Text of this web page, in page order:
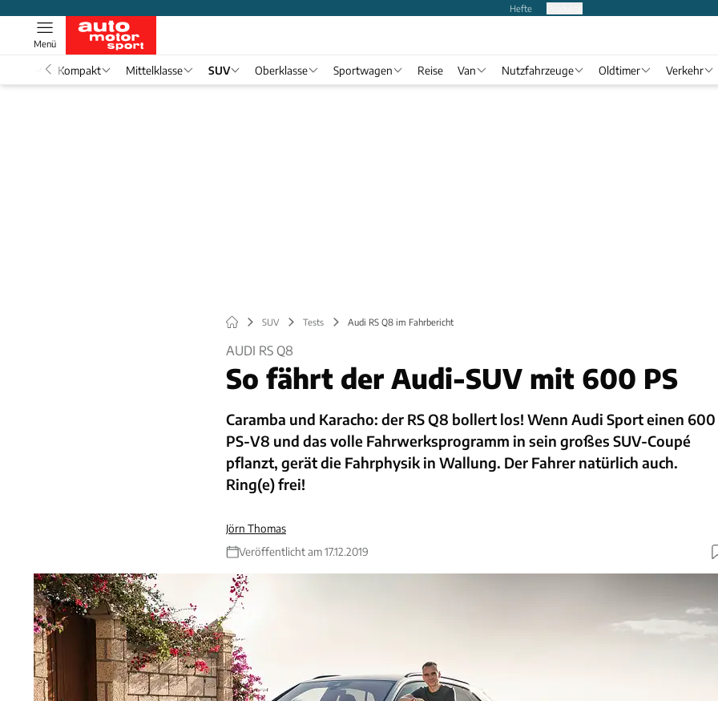
Hefte
Menü
Kompakt Mittelklasse SUV Oberklasse Sportwagen Reise Van Nutzfahrzeuge Oldtimer Verkehr
SUV Tests Audi RS Q8 im Fahrbericht
AUDI RS Q8
So fährt der Audi-SUV mit 600 PS
Caramba und Karacho: der RS Q8 bollert los! Wenn Audi Sport einen 600
PS-V8 und das volle Fahrwerksprogramm in sein großes SUV-Coupé
pflanzt, gerät die Fahrphysik in Wallung. Der Fahrer natürlich auch.
Ring(e) frei!
Jörn Thomas
Veröffentlicht am 17.12.2019